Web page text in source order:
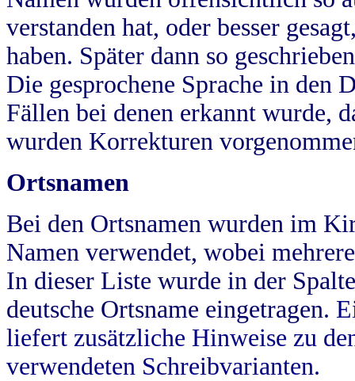
verstanden hat, oder besser
haben. Später dann so
Die gesprochene Sprache in
Fällen bei denen erkannt wurde,
wurden Korrekturen
Ortsnamen
Bei den Ortsnamen wurden im
Namen verwendet, wobei
In dieser Liste wurde in der
deutsche Ortsname eingetragen.
liefert zusätzliche Hinweise zu
verwendeten Schreibvarianten.